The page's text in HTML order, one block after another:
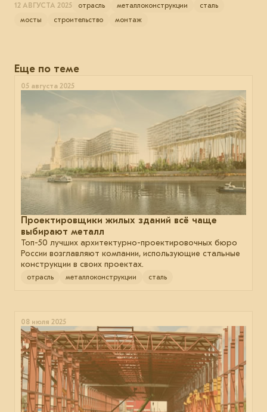
12 АВГУСТА 2025 отрасль металлоконструкции
сталь
мосты
строительство монтаж
Еще по теме
05 августа 2025
Проектировщики жилых зданий всё чаще
выбирают металл
Топ-50 лучших архитектурно-проектировочных бюро
России возглавляют компании, использующие стальные
конструкции в своих проектах.
отрасль металлоконструкции сталь
08 июля 2025